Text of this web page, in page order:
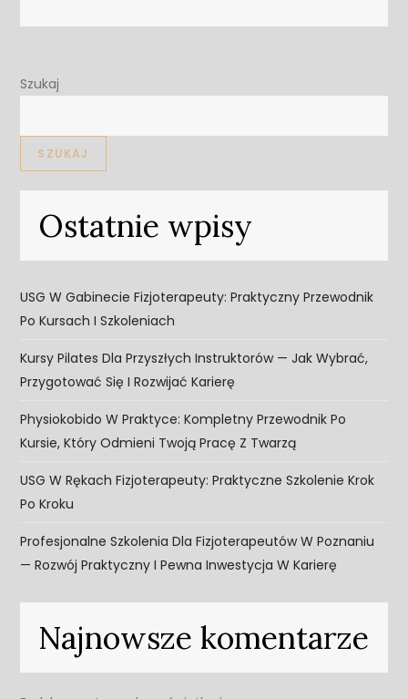
Szukaj
SZUKAJ
Ostatnie wpisy
USG W Gabinecie Fizjoterapeuty: Praktyczny Przewodnik
Po Kursach I Szkoleniach
Kursy Pilates Dla Przyszłych Instruktorów — Jak Wybrać,
Przygotować Się I Rozwijać Karierę
Physiokobido W Praktyce: Kompletny Przewodnik Po
Kursie, Który Odmieni Twoją Pracę Z Twarzą
USG W Rękach Fizjoterapeuty: Praktyczne Szkolenie Krok
Po Kroku
Profesjonalne Szkolenia Dla Fizjoterapeutów W Poznaniu
— Rozwój Praktyczny I Pewna Inwestycja W Karierę
Najnowsze komentarze